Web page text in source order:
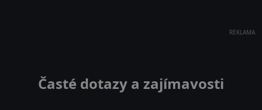
REKLAMA
Časté dotazy a zajímavosti